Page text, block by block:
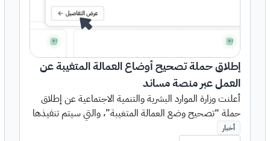
إطلاق حملة تصحيح أوضاع العمالة المتغيبة عن
العمل عبر منصة مساند
أعلنت وزارة الموارد البشرية والتنمية الاجتماعية عن إطلاق
حملة “تصحيح وضع العمالة المتغيبة”، والتي سيتم تنفيذها
عبر منصة مساند، وذلك في إطار جهودها المستمرة لتطوير
أخبار